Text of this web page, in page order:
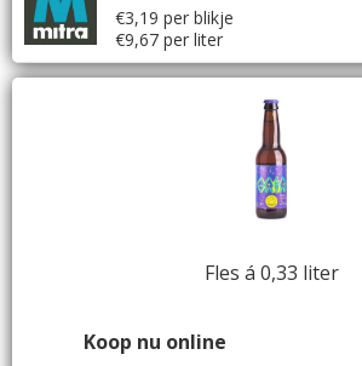
€3,19 per blikje
€9,67 per liter
Fles á 0,33 liter
Koop nu online